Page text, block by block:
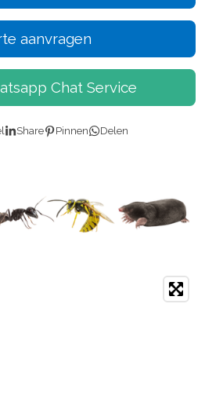
aanvragen
Chat Service
Share Pinnen Delen